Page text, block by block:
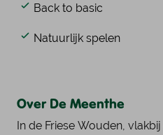
Back to basic
Natuurlijk spelen
Over De Meenthe
In de Friese Wouden,